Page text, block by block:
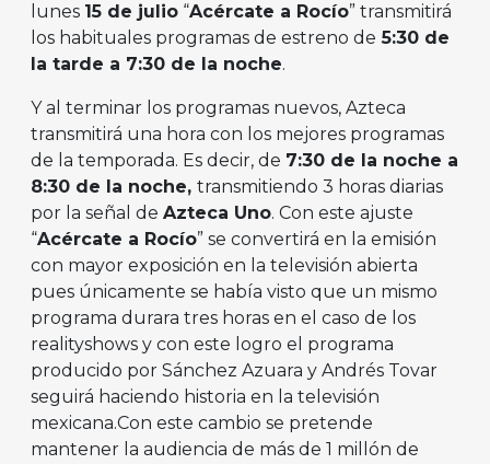
lunes 15 de julio “Acércate a Rocío” transmitirá
los habituales programas de estreno de 5:30 de
la tarde a 7:30 de la noche.
Y al terminar los programas nuevos, Azteca
transmitirá una hora con los mejores programas
de la temporada. Es decir, de 7:30 de la noche a
8:30 de la noche, transmitiendo 3 horas diarias
por la señal de Azteca Uno. Con este ajuste
“Acércate a Rocío” se convertirá en la emisión
con mayor exposición en la televisión abierta
pues únicamente se había visto que un mismo
programa durara tres horas en el caso de los
realityshows y con este logro el programa
producido por Sánchez Azuara y Andrés Tovar
seguirá haciendo historia en la televisión
mexicana.Con este cambio se pretende
mantener la audiencia de más de 1 millón de